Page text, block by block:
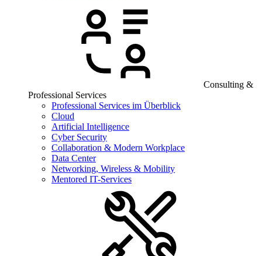
Consulting &
Professional Services
Professional Services im Überblick
Cloud
Artificial Intelligence
Cyber Security
Collaboration & Modern Workplace
Data Center
Networking, Wireless & Mobility
Mentored IT-Services